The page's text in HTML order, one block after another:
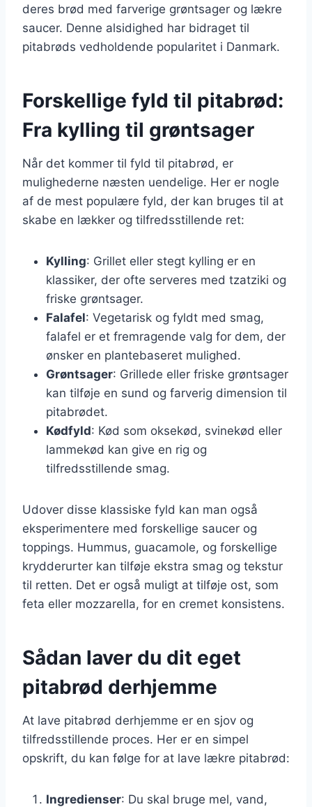
deres brød med farverige grøntsager og lækre
saucer. Denne alsidighed har bidraget til
pitabrøds vedholdende popularitet i Danmark.
Forskellige fyld til pitabrød:
Fra kylling til grøntsager
Når det kommer til fyld til pitabrød, er
mulighederne næsten uendelige. Her er nogle
af de mest populære fyld, der kan bruges til at
skabe en lækker og tilfredsstillende ret:
Kylling: Grillet eller stegt kylling er en
klassiker, der ofte serveres med tzatziki og
friske grøntsager.
Falafel: Vegetarisk og fyldt med smag,
falafel er et fremragende valg for dem, der
ønsker en plantebaseret mulighed.
Grøntsager: Grillede eller friske grøntsager
kan tilføje en sund og farverig dimension til
pitabrødet.
Kødfyld: Kød som oksekød, svinekød eller
lammekød kan give en rig og
tilfredsstillende smag.
Udover disse klassiske fyld kan man også
eksperimentere med forskellige saucer og
toppings. Hummus, guacamole, og forskellige
krydderurter kan tilføje ekstra smag og tekstur
til retten. Det er også muligt at tilføje ost, som
feta eller mozzarella, for en cremet konsistens.
Sådan laver du dit eget
pitabrød derhjemme
At lave pitabrød derhjemme er en sjov og
tilfredsstillende proces. Her er en simpel
opskrift, du kan følge for at lave lækre pitabrød:
Ingredienser: Du skal bruge mel, vand,